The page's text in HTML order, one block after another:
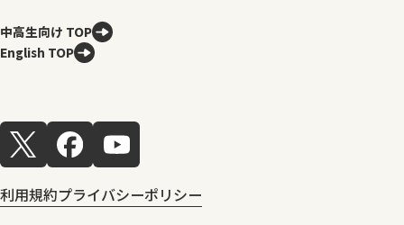
中高生向け TOP
English TOP
利用規約プライバシーポリシー